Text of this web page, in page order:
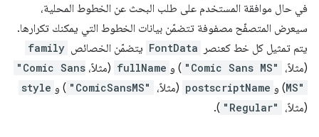
في حال موافقة المستخدم على طلب البحث عن الخطوط المحلية،
سيعرض المتصفّح مصفوفة تتضمّن بيانات الخطوط التي يمكنك تكرارها.
يتم تمثيل كل خط كعنصر
FontData يتضمّن الخصائص family
(مثلاً، "Comic Sans MS" ) و fullName (مثلاً، "Comic Sans
MS") و postscriptName (مثلاً، "ComicSansMS" ) و style
(مثلاً، "Regular"
).